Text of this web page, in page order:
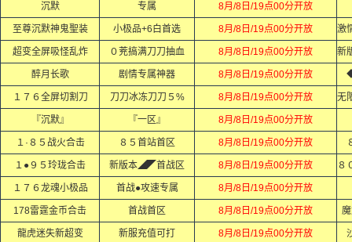
沉默 专属 8月/8日/19点00分开放
至尊沉默神鬼聖装 小极品+6白首选 8月/8日/19点00分开放
超变全屏吸怪乱炸 ０茺搞满刀刀抽血 8月/8日/19点00分开放
醉月长歌 剧情专属神器 8月/8日/19点00分开放
１７６全屏切割刀 刀刀冰冻刀刀５% 8月/8日/19点00分开放
『沉默』 『一区』 8月/8日/19点00分开放
１·８５战火合击 ８５首站首区 8月/8日/19点00分开放
１●９５玲珑合击 新版本◢◤首战区 8月/8日/19点00分开放
１７６龙魂小极品 首战●攻速专属 8月/8日/19点00分开放
178雷霆金币合击 首战首区 8月/8日/19点00分开放
龍虎迷失新超变 新服充值可打 8月/8日/19点00分开放